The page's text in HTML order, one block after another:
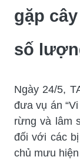
gặp
số
Ngày 24/5,
đưa vụ án
rừng và lâm
đối với các
chủ mưu